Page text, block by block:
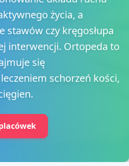
życia, a
stawów czy kręgosłupa
interwencji. Ortopeda to
się
schorzeń kości,